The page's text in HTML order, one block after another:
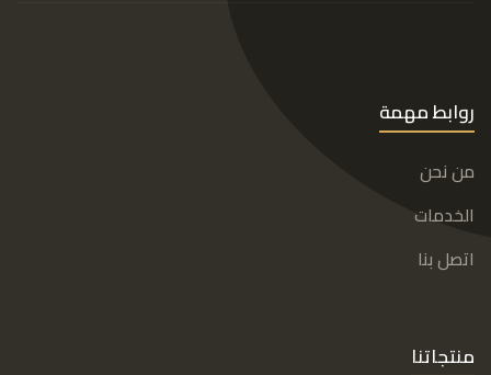
روابط مهمة
من نحن
الخدمات
اتصل بنا
منتجاتنا